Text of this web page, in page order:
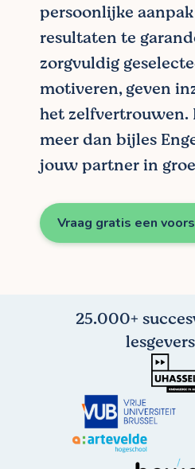
persoonlijke
resultaten te
zorgvuldig
motiveren, geven
het zelfvertrouwen.
meer dan bijles
jouw partner in
Vraag gratis een
25.000+